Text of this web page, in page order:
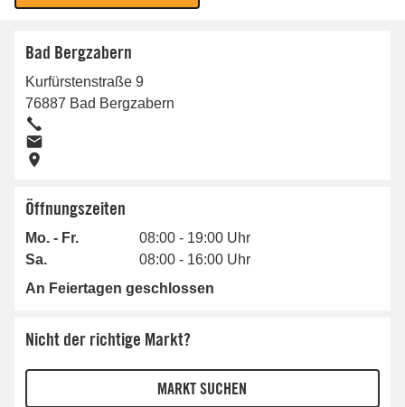
Bad Bergzabern
Kurfürstenstraße 9
76887 Bad Bergzabern
Öffnungszeiten
Mo. - Fr.
08:00 - 19:00 Uhr
Sa.
08:00 - 16:00 Uhr
An Feiertagen geschlossen
Nicht der richtige Markt?